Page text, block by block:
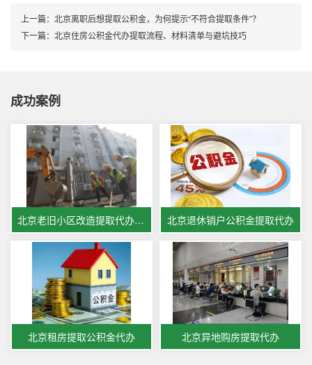
上一篇： 北京离职后想提取公积金，为何提示“不符合提取条件”？
下一篇： 北京住房公积金代办提取流程、材料清单与避坑技巧
成功案例
北京老旧小区改造提取代办公积金 北京退休销户公积金提取代办
北京租房提取公积金代办 北京异地购房提取代办